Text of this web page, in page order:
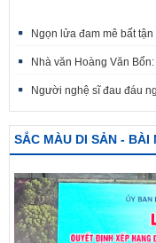
Ngọn lửa đam mê bất
Nhà văn Hoàng Văn
Người nghệ sĩ đau đáu
SẮC MÀU DI SẢN - BÀI